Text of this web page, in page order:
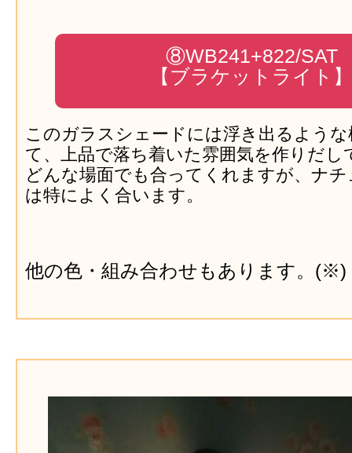
⑧WB241+822/SAT
【ブラケットライト】
このガラスシェードには浮き出るよう
て、上品で落ち着いた雰囲気を作りだし
どんな場面でも合ってくれますが、ナ
は特によく合います。
他の色・組み合わせもあります。(※)